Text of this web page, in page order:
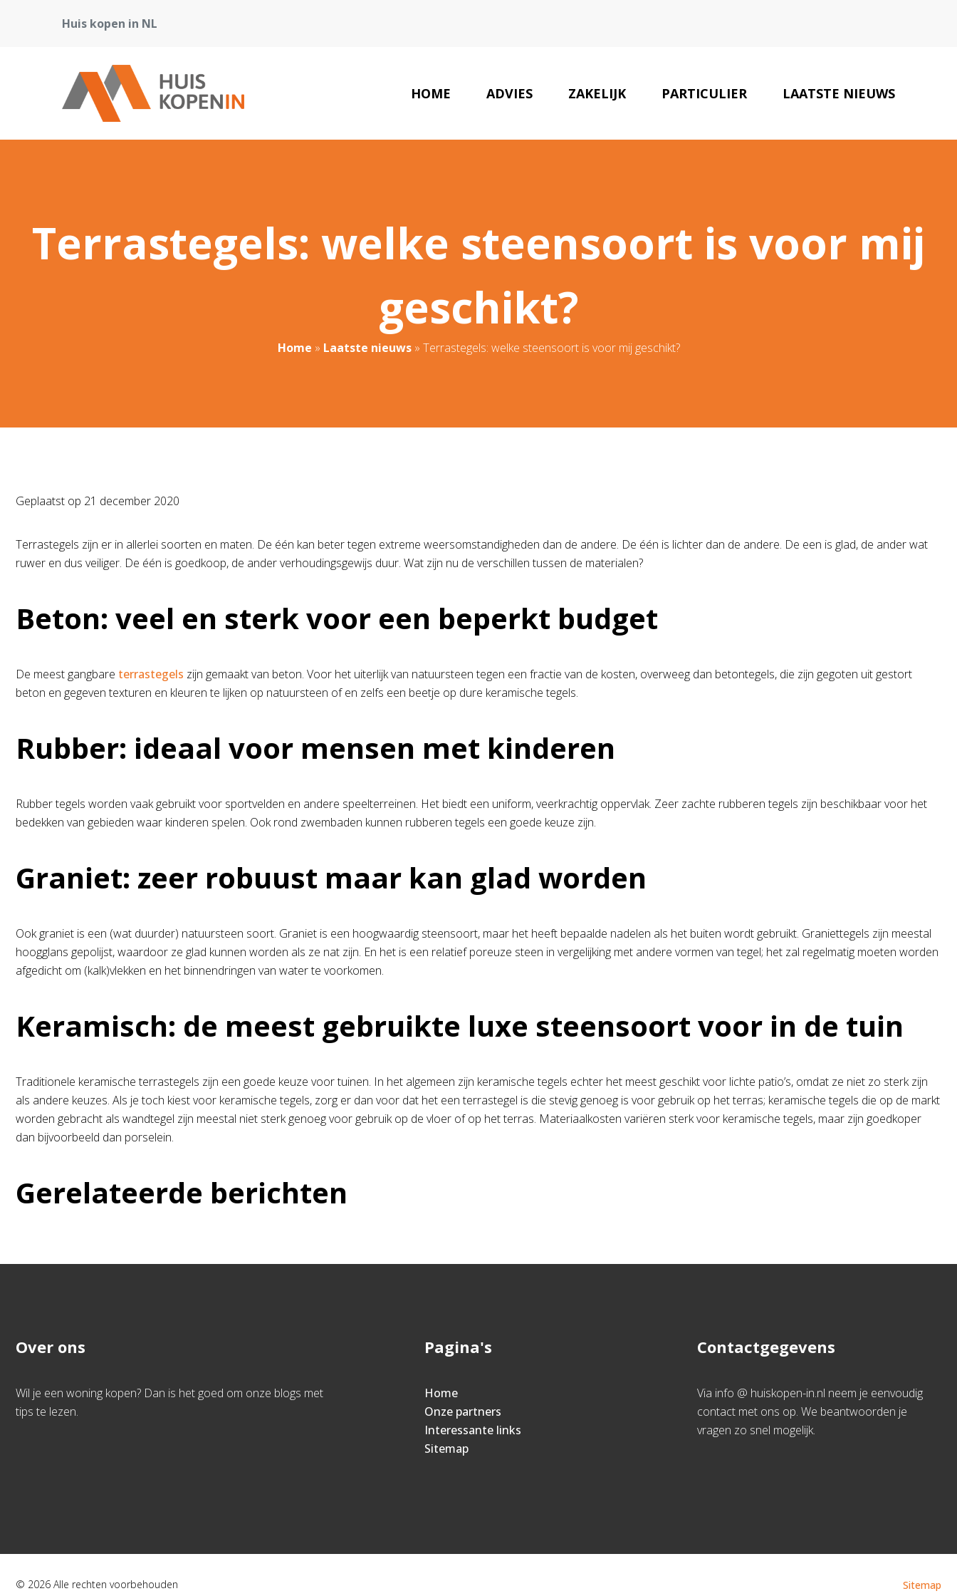
Huis kopen in NL
HOME ADVIES ZAKELIJK PARTICULIER LAATSTE NIEUWS
Terrastegels: welke steensoort is voor mij
geschikt?
Home » Laatste nieuws» Terrastegels: welke steensoort is voor mij geschikt?
Geplaatst op 21 december 2020
Terrastegels zijn er in allerlei soorten en maten. De één kan beter tegen extreme weersomstandigheden dan de andere. De één is lichter dan de andere. De een is glad, de ander wat
ruwer en dus veiliger. De één is goedkoop, de ander verhoudingsgewijs duur. Wat zijn nu de verschillen tussen de materialen?
Beton: veel en sterk voor een beperkt budget
De meest gangbare terrastegels zijn gemaakt van beton. Voor het uiterlijk van natuursteen tegen een fractie van de kosten, overweeg dan betontegels, die zijn gegoten uit gestort
beton en gegeven texturen en kleuren te lijken op natuursteen of en zelfs een beetje op dure keramische tegels.
Rubber: ideaal voor mensen met kinderen
Rubber tegels worden vaak gebruikt voor sportvelden en andere speelterreinen. Het biedt een uniform, veerkrachtig oppervlak. Zeer zachte rubberen tegels zijn beschikbaar voor het
bedekken van gebieden waar kinderen spelen. Ook rond zwembaden kunnen rubberen tegels een goede keuze zijn.
Graniet: zeer robuust maar kan glad worden
Ook graniet is een (wat duurder) natuursteen soort. Graniet is een hoogwaardig steensoort, maar het heeft bepaalde nadelen als het buiten wordt gebruikt. Graniettegels zijn meestal
hoogglans gepolijst, waardoor ze glad kunnen worden als ze nat zijn. En het is een relatief poreuze steen in vergelijking met andere vormen van tegel; het zal regelmatig moeten worden
afgedicht om (kalk)vlekken en het binnendringen van water te voorkomen.
Keramisch: de meest gebruikte luxe steensoort voor in de tuin
Traditionele keramische terrastegels zijn een goede keuze voor tuinen. In het algemeen zijn keramische tegels echter het meest geschikt voor lichte patio’s, omdat ze niet zo sterk zijn
als andere keuzes. Als je toch kiest voor keramische tegels, zorg er dan voor dat het een terrastegel is die stevig genoeg is voor gebruik op het terras; keramische tegels die op de markt
worden gebracht als wandtegel zijn meestal niet sterk genoeg voor gebruik op de vloer of op het terras. Materiaalkosten variëren sterk voor keramische tegels, maar zijn goedkoper
dan bijvoorbeeld dan porselein.
Gerelateerde berichten
Over ons
Wil je een woning kopen? Dan is het goed om onze blogs met
tips te lezen.
Pagina's
Home
Onze partners
Interessante links
Sitemap
Contactgegevens
Via info @ huiskopen-in.nl neem je eenvoudig
contact met ons op. We beantwoorden je
vragen zo snel mogelijk.
© 2026 Alle rechten voorbehouden Sitemap